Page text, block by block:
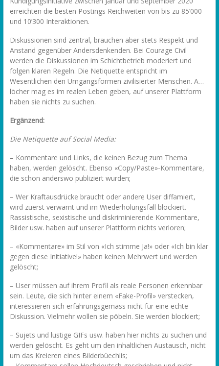
erreichten die besten Postings Reichweiten von bis zu 85’000
und 10’300 Interaktionen.
Diskussionen sind zentral, brauchen aber stets Respekt und
Anstand gegenüber Andersdenkenden. Bei Courage Civil
werden die Diskussionen im Schichtbetrieb moderiert und
folgen klaren Regeln. Die Netiquette entspricht im
Wesentlichen den Umgangsformen zivilisierter Menschen. A…
löcher mag es im realen Leben geben, auf unserer Plattform
haben sie nichts zu suchen.
Ergänzend:
Die Netiquette auf Social Media:
– Kommentare und Links, die keinen Bezug zum Thema
haben, werden gelöscht. Ebenso «Copy/Paste»-Kommentare,
die schon anderswo publiziert wurden;
– Wer Kraftausdrücke braucht oder andere User diffamiert,
wird zuerst verwarnt und im Wiederholungsfall blockiert.
Rassistische, sexistische und diskriminierende Kommentare,
Bilder usw. haben auf unserer Plattform nichts verloren;
– «Kommentare» im Stil von «Ich stimme Ja!» oder «Ich bin klar
gegen diese Initiative!» haben keinen Mehrwert und werden
gelöscht;
– User müssen auf ihrem Profil als reale Personen erkennbar
sein. Leute, die sich hinter einem «Fake-Profil» verstecken,
interessieren sich erfahrungsgemäss nicht für eine echte
Diskussion. Vielmehr wollen sie pöbeln. Sie werden blockiert;
– Sujets und lustige GIFs usw. haben hier nichts zu suchen und
werden gelöscht. Es geht um den inhaltlichen Austausch, nicht
um das Kreieren eines Bilderbüechlis;